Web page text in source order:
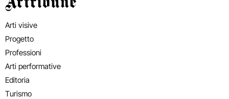
Arti visive
Progetto
Professioni
Arti performative
Editoria
Turismo